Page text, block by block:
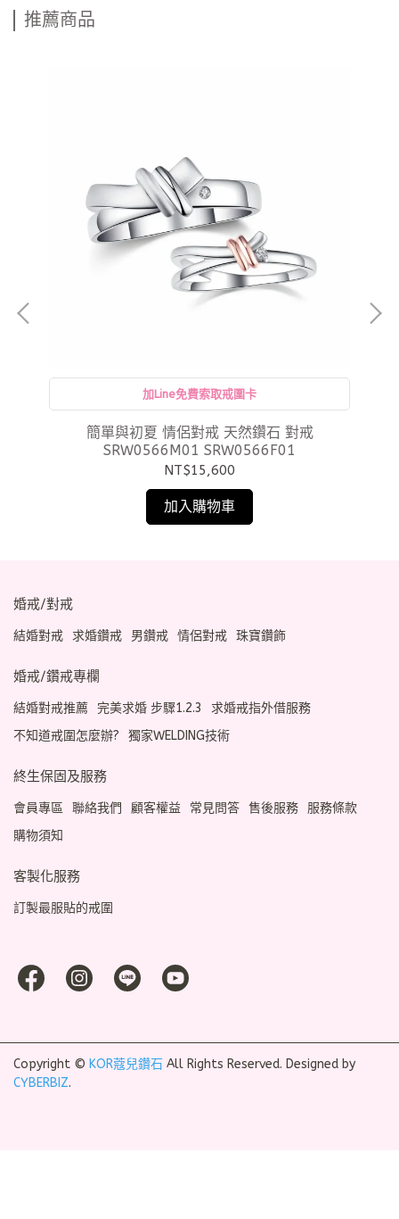
推薦商品
加Line免費索取戒圍卡
簡單與初夏 情侶對戒 天然鑽石 對戒
SRW0566M01 SRW0566F01
NT$15,600
加入購物車
婚戒/對戒
結婚對戒 求婚鑽戒 男鑽戒 情侶對戒 珠寶鑽飾
婚戒/鑽戒專欄
結婚對戒推薦 完美求婚 步驟1.2.3
求婚戒指外借服務
不知道戒圍怎麼辦?
獨家WELDING技術
終生保固及服務
會員專區 聯絡我們 顧客權益 常見問答 售後服務
服務條款
購物須知
客製化服務
訂製最服貼的戒圍
Copyright © KOR蔻兒鑽石 All Rights Reserved. Designed by
CYBERBIZ.